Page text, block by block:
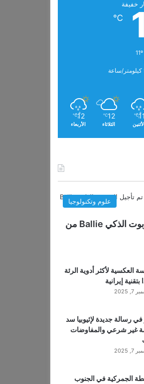
خفيفة
℃
11
℃
12
℃
الثلاثاء
12
℃
الأربعاء
علوم وتكنولوجيا
مفاجأة! تم تأجيل الروبوت الذكي Ballie من
العكسية لأكثر أدوية الرئة
بتقنية إيرانية
7, 2025
رسالة جديدة لإثيوبيا سد
غير شرعي والمفاوضات
7, 2025
الجمركية في الجنوب